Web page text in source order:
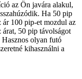
az Ön javára alakul,
Ha 50 pip
ár 100 pip-et mozdul az
50 pip távolságot
olyan futó
kihasználni a